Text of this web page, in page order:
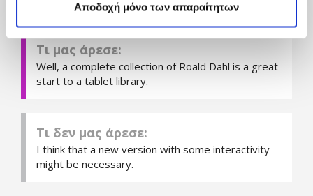
Αποδοχή μόνο των απαραίτητων
Τι μας άρεσε:
Well, a complete collection of Roald Dahl is a great
start to a tablet library.
Τι δεν μας άρεσε:
I think that a new version with some interactivity
might be necessary.